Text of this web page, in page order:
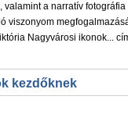
a narratív
viszonyom
Nagyvárosi ikonok...
kezdőknek